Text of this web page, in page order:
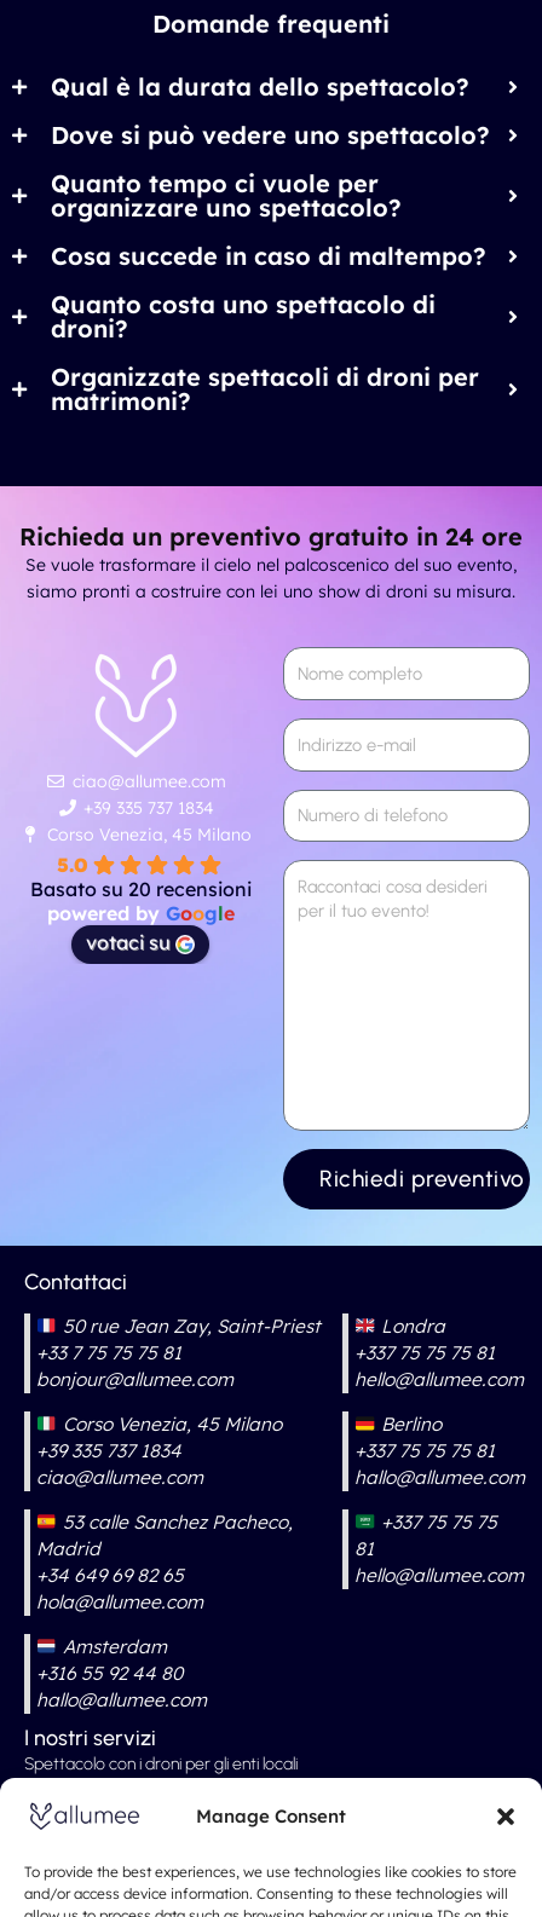
Manage Consent
To provide the best experiences, we use technologies like cookies to store
and/or access device information. Consenting to these technologies will
Domande frequenti
Qual è la durata dello spettacolo?
Dove si può vedere uno spettacolo?
Quanto tempo ci vuole per
organizzare uno spettacolo?
Cosa succede in caso di maltempo?
Quanto costa uno spettacolo di
droni?
Organizzate spettacoli di droni per
matrimoni?
Richieda un preventivo gratuito in 24 ore
Se vuole trasformare il cielo nel palcoscenico del suo evento,
siamo pronti a costruire con lei uno show di droni su misura.
ciao@allumee.com
+39 335 737 1834
Corso Venezia, 45 Milano
5.0
Basato su 20 recensioni
powered by Google
votaci su
Contattaci
50 rue Jean Zay, Saint-Priest
+33 7 75 75 75 81
bonjour@allumee.com
Corso Venezia, 45 Milano
+39 335 737 1834
ciao@allumee.com
53 calle Sanchez Pacheco,
Madrid
+34 649 69 82 65
hola@allumee.com
Amsterdam
+316 55 92 44 80
hallo@allumee.com
Londra
+337 75 75 75 81
hello@allumee.com
Berlino
+337 75 75 75 81
hallo@allumee.com
+337 75 75 75
81
hello@allumee.com
I nostri servizi
Spettacolo con i droni per gli enti locali
Spettacolo con droni professionali
Spettacolo con i droni ai matrimoni
Spettacolo con i droni per eventi
Spettacoli di Natale e Capodanno